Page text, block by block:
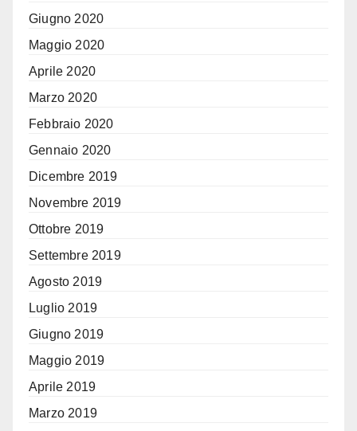
Giugno 2020
Maggio 2020
Aprile 2020
Marzo 2020
Febbraio 2020
Gennaio 2020
Dicembre 2019
Novembre 2019
Ottobre 2019
Settembre 2019
Agosto 2019
Luglio 2019
Giugno 2019
Maggio 2019
Aprile 2019
Marzo 2019